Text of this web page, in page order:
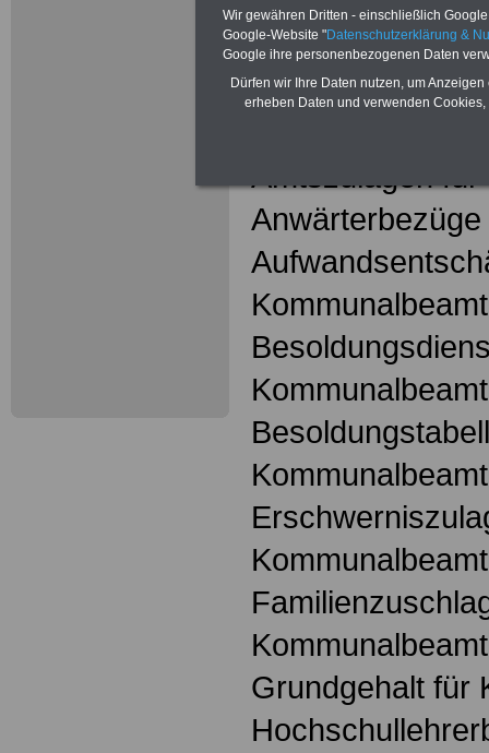
hier
Amtszulagen
Grundgehalt für
Wir gewähren Dritten - einschließlich
Google-Website "Datenschutzerklärung &
Google ihre personenbezogenen Daten
Dürfen wir Ihre Daten nutzen, um
erheben Daten und verwenden